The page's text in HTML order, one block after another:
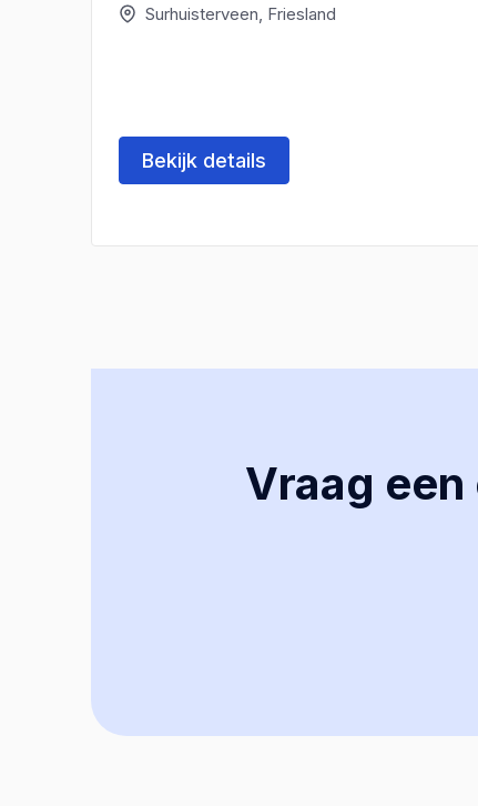
Surhuisterveen, Friesland
Bekijk details
Vraag